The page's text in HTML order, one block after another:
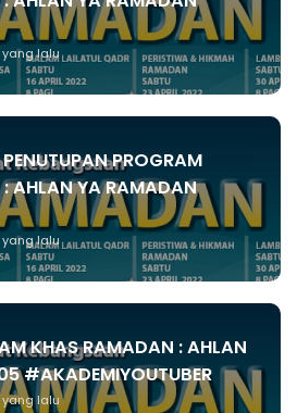
lalu
PROGRAM
AHLAN YA RAMADAN
lalu
KHAS RAMADAN : AHLAN
#AKADEMIYOUTUBER
lalu